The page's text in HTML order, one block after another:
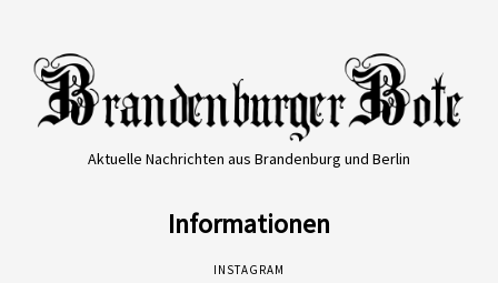
Aktuelle Nachrichten aus Brandenburg und Berlin
Informationen
INSTAGRAM